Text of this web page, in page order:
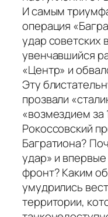
И самым
операция
удар советских
увенчавшийся
«Центр» и
Эту
прозвали
«возмездием за
Рокоссовский
Багратиона?
удар» и
фронт? Каким
умудрились
территории,